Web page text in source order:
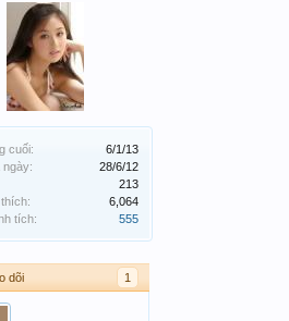
cuối:
6/1/13
ngày:
28/6/12
213
6,064
tích:
555
dõi 1